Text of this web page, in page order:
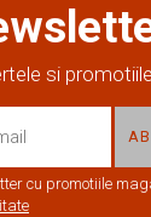
si
cu promotiile